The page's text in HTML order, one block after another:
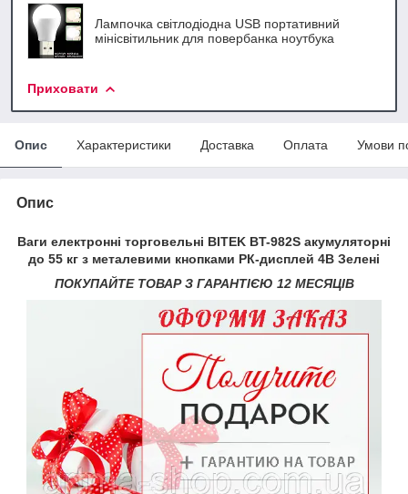
Лампочка світлодіодна USB портативний
мінісвітильник для повербанка ноутбука
Приховати
Опис Характеристики Доставка Оплата Умови
Опис
Ваги електронні торговельні BITEK BT-982S акумуляторні
до 55 кг з металевими кнопками РК-дисплей 4В Зелені
ПОКУПАЙТЕ ТОВАР З ГАРАНТІЄЮ 12 МЕСЯЦІВ